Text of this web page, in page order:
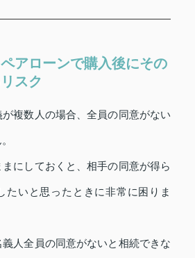
アローンで購入後にその
スク
複数人の場合、全員の同意がない
にしておくと、相手の同意が得ら
たいと思ったときに非常に困りま
人全員の同意がないと相続できな